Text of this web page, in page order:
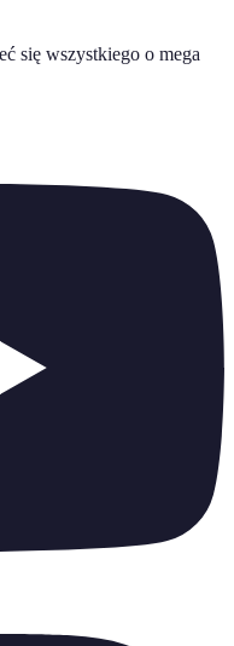
się wszystkiego o mega